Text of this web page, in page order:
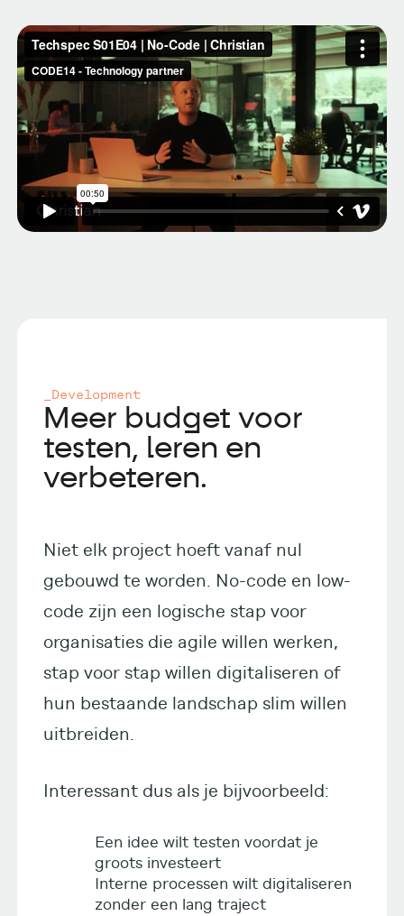
_Development
Meer budget voor
testen, leren en
verbeteren.
Niet elk project hoeft vanaf nul
gebouwd te worden. No-code en low-
code zijn een logische stap voor
organisaties die agile willen werken,
stap voor stap willen digitaliseren of
hun bestaande landschap slim willen
uitbreiden.
Interessant dus als je bijvoorbeeld:
Een idee wilt testen voordat je
groots investeert
Interne processen wilt digitaliseren
zonder een lang traject